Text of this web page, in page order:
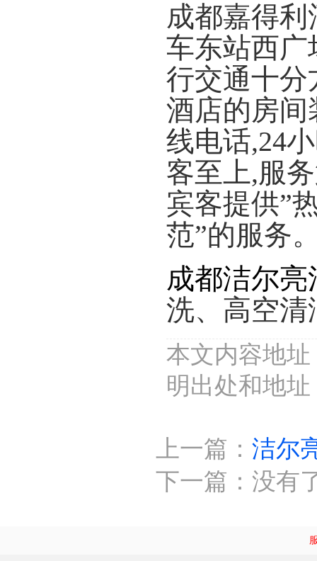
成都嘉得
车东站西广
行交通十分
酒店的房间
线电话,24
客至上,服
宾客提供”
范”的服务
成都洁尔
洗、高空清
本文内容地址
明出处和地址
上一篇： 洁尔
下一篇：没有